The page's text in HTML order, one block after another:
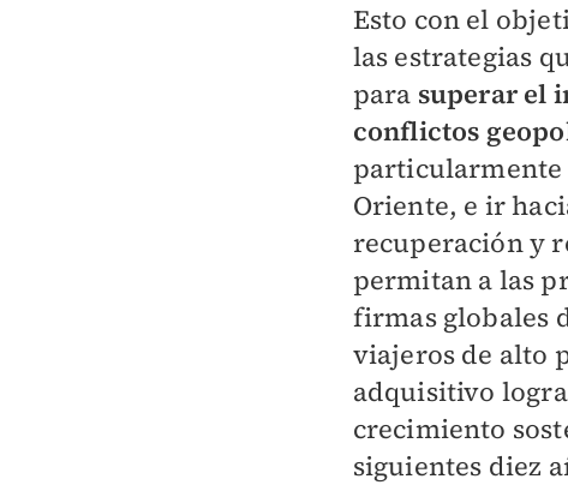
Esto con el
las estrategias
para superar el
conflictos
particularmente
Oriente, e ir
recuperación y
permitan a las
firmas globales
viajeros de alto
adquisitivo
crecimiento
siguientes diez